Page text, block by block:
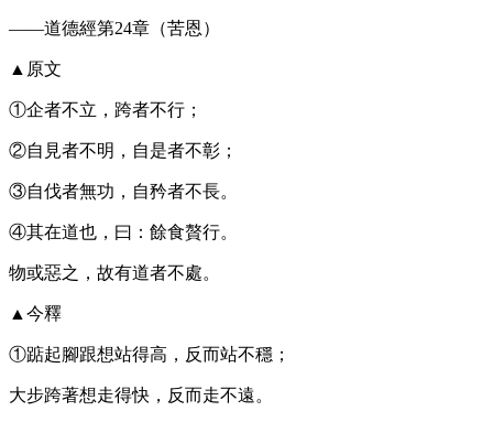
——道德經第24章（苦恩）
▲原文
①企者不立，跨者不行；
②自見者不明，自是者不彰；
③自伐者無功，自矜者不長。
④其在道也，曰：餘食贅行。
物或惡之，故有道者不處。
▲今釋
①踮起腳跟想站得高，反而站不穩；
大步跨著想走得快，反而走不遠。